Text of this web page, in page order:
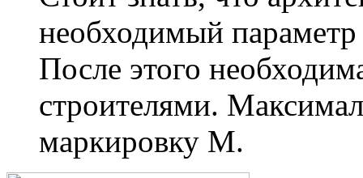
необходимый параметр
После этого
строителями.
маркировку М.